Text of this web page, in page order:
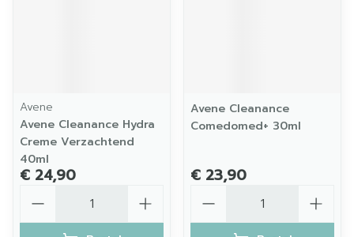
Avene
Avene Cleanance Hydra
Creme Verzachtend
40ml
€ 24,90
Avene Cleanance
Comedomed+ 30ml
€ 23,90